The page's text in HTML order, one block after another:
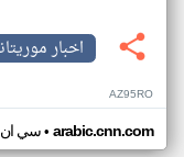
اخبار
AZ95RO
سي ان• arabic.cnn.com